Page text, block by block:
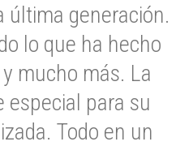
última generación.
lo que ha hecho
mucho más. La
especial para su
Todo en un